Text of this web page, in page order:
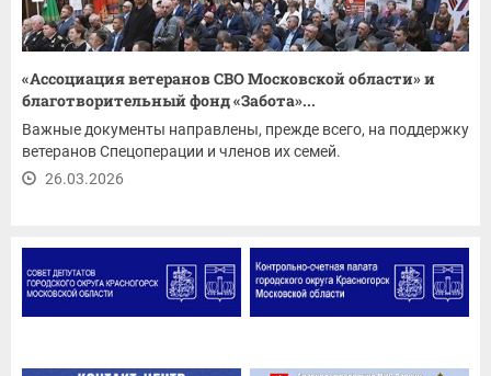
«Ассоциация ветеранов СВО Московской области» и
благотворительный фонд «Забота»...
Важные документы направлены, прежде всего, на поддержку
ветеранов Спецоперации и членов их семей.
26.03.2026